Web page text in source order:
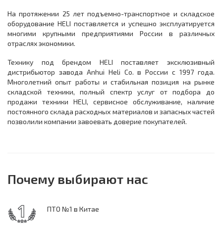
На протяжении 25 лет подъемно-транспортное и складское
оборудование HELI поставляется и успешно эксплуатируется
многими крупными предприятиями России в различных
отраслях экономики.
Технику под брендом HELI поставляет эксклюзивный
дистрибьютор завода Anhui Heli Co. в России с 1997 года.
Многолетний опыт работы и стабильная позиция на рынке
складской техники, полный спектр услуг от подбора до
продажи техники HELI, сервисное обслуживание, наличие
постоянного склада расходных материалов и запасных частей
позволили компании завоевать доверие покупателей.
Почему выбирают нас
ПТО №1 в Китае